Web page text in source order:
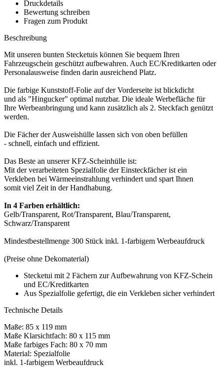
Druckdetails
Bewertung schreiben
Fragen zum Produkt
Beschreibung
Mit unseren bunten Stecketuis können Sie bequem Ihren
Fahrzeugschein geschützt aufbewahren. Auch EC/Kreditkarten oder
Personalausweise finden darin ausreichend Platz.
Die farbige Kunststoff-Folie auf der Vorderseite ist blickdicht
und als "Hingucker" optimal nutzbar. Die ideale Werbefläche für
Ihre Werbeanbringung und kann zusätzlich als 2. Steckfach genützt
werden.
Die Fächer der Ausweishülle lassen sich von oben befüllen
- schnell, einfach und effizient.
Das Beste an unserer KFZ-Scheinhülle ist:
Mit der verarbeiteten Spezialfolie der Einsteckfächer ist ein
Verkleben bei Wärmeeinstrahlung verhindert und spart Ihnen
somit viel Zeit in der Handhabung.
In 4 Farben erhältlich:
Gelb/Transparent, Rot/Transparent, Blau/Transparent,
Schwarz/Transparent
Mindestbestellmenge 300 Stück inkl. 1-farbigem Werbeaufdruck
(Preise ohne Dekomaterial)
Stecketui mit 2 Fächern zur Aufbewahrung von KFZ-Schein
und EC/Kreditkarten
Aus Spezialfolie gefertigt, die ein Verkleben sicher verhindert
Technische Details
Maße: 85 x 119 mm
Maße Klarsichtfach: 80 x 115 mm
Maße farbiges Fach: 80 x 70 mm
Material: Spezialfolie
inkl. 1-farbigem Werbeaufdruck